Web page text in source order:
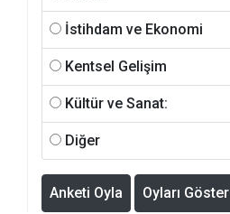
İstihdam ve Ekonomi
Kentsel Gelişim
Kültür ve Sanat:
Diğer
Anketi Oyla Oyları Göster